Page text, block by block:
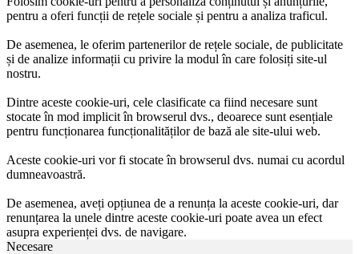
pentru a oferi funcții de rețele sociale și pentru a analiza traficul.
De asemenea, le oferim partenerilor de rețele sociale, de publicitate
și de analize informații cu privire la modul în care folosiți site-ul
nostru.
Dintre aceste cookie-uri, cele clasificate ca fiind necesare sunt
stocate în mod implicit în browserul dvs., deoarece sunt esențiale
pentru funcționarea funcționalităților de bază ale site-ului web.
Aceste cookie-uri vor fi stocate în browserul dvs. numai cu acordul
dumneavoastră.
De asemenea, aveți opțiunea de a renunța la aceste cookie-uri, dar
renunțarea la unele dintre aceste cookie-uri poate avea un efect
asupra experienței dvs. de navigare.
Necesare